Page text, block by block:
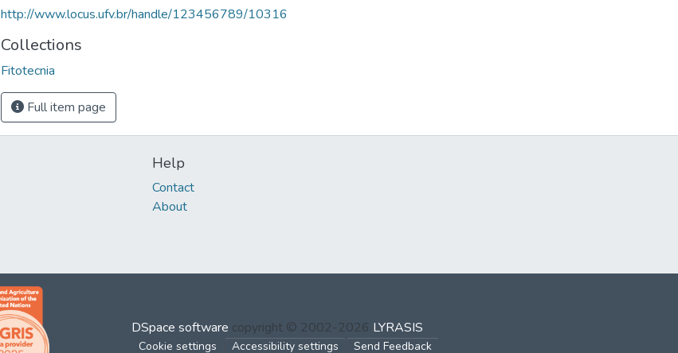
http://www.locus.ufv.br/handle/123456789/10316
Collections
Fitotecnia
Full item page
Help
Contact
About
DSpace software copyright © 2002-2026 LYRASIS
Cookie settings Accessibility settings Send Feedback